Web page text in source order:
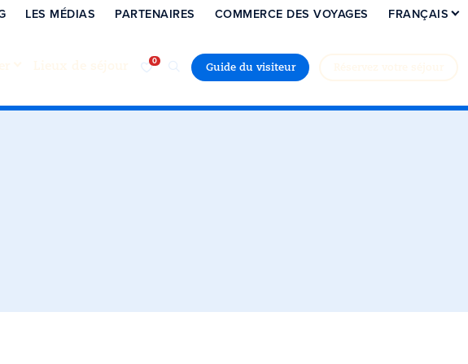
Guide du visiteur
LES MÉDIAS PARTENAIRES COMMERCE DES VOYAGES FRANÇAIS